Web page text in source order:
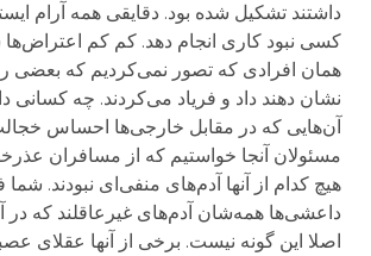
داشتند تشکیل شده بود. دقایقی همه آرام
کسی نبود کاری انجام دهد. کم کم
همان افرادی که تصور نمی‌کردیم که بعضی
نشان دهند داد و فریاد می‌کردند. چه کسانی
آن‌هایی که در مقابل خارجی‌ها احساس
مسئولان آنجا خواستیم که از مسافران
هیچ کدام از آنها آدم‌های منفی‌ای نبودند.
داعشی‌ها همه‌شان آدم‌های غیرعاقلند که در
اصلا این گونه نیست. برخی از آنها عقلای